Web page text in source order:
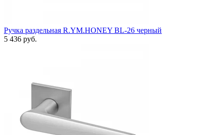
Ручка раздельная R.YM.HONEY BL-26 черный
5 436 руб.